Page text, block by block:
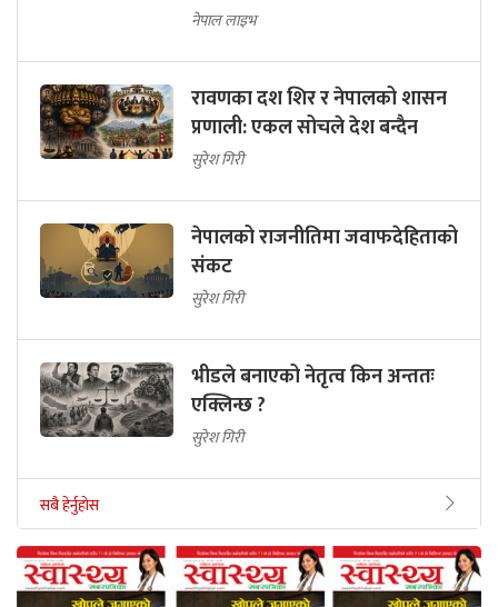
नेपाल लाइभ
रावणका दश शिर र नेपालको शासन
प्रणाली: एकल सोचले देश बन्दैन
सुरेश गिरी
नेपालको राजनीतिमा जवाफदेहिताको
संकट
सुरेश गिरी
भीडले बनाएको नेतृत्व किन अन्ततः
एक्लिन्छ ?
सुरेश गिरी
सबै हेर्नुहोस